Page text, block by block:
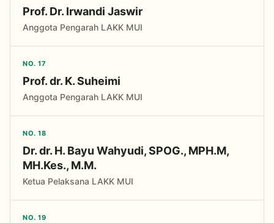
Prof. Dr. Irwandi Jaswir
Anggota Pengarah LAKK MUI
NO. 17
Prof. dr. K. Suheimi
Anggota Pengarah LAKK MUI
NO. 18
Dr. dr. H. Bayu Wahyudi, SPOG., MPH.M,
MH.Kes., M.M.
Ketua Pelaksana LAKK MUI
NO. 19